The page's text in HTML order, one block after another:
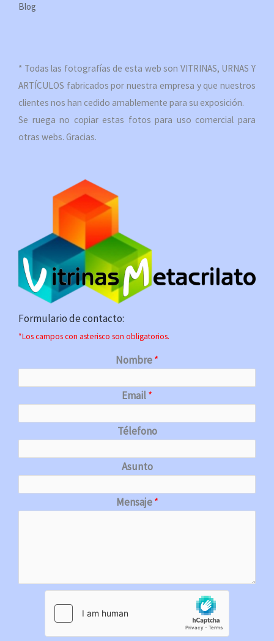
Blog
* Todas las fotografías de esta web son VITRINAS, URNAS Y
ARTÍCULOS fabricados por nuestra empresa y que nuestros
clientes nos han cedido amablemente para su exposición.
Se ruega no copiar estas fotos para uso comercial para
otras webs. Gracias.
Formulario de contacto:
*Los campos con asterisco son obligatorios.
Nombre*
Email*
Télefono
Asunto
Mensaje*